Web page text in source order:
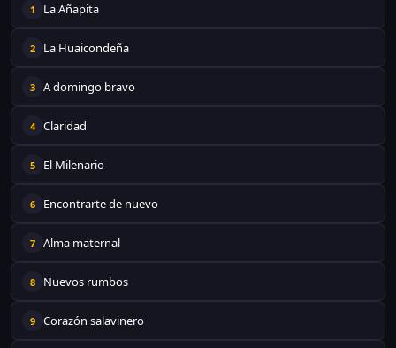
1 La Añapita
2 La Huaicondeña
3 A domingo bravo
4 Claridad
5 El Milenario
6 Encontrarte de nuevo
7 Alma maternal
8 Nuevos rumbos
9 Corazón salavinero